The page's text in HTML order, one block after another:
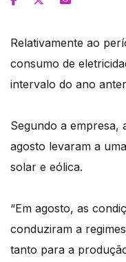
Relativamente ao
consumo de
intervalo do ano
Segundo a empresa,
agosto levaram a
solar e eólica.
“Em agosto, as
conduziram a
tanto para a